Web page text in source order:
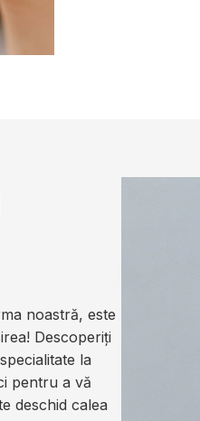
noastră, este
Descoperiți
la
pentru a vă
deschid calea